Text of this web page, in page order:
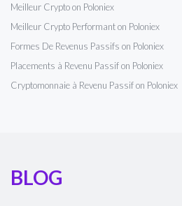
Meilleur Crypto on Poloniex
Meilleur Crypto Performant on Poloniex
Formes De Revenus Passifs on Poloniex
Placements à Revenu Passif on Poloniex
Cryptomonnaie à Revenu Passif on Poloniex
BLOG